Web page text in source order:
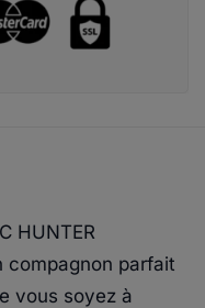
HUNTER
compagnon parfait
vous soyez à